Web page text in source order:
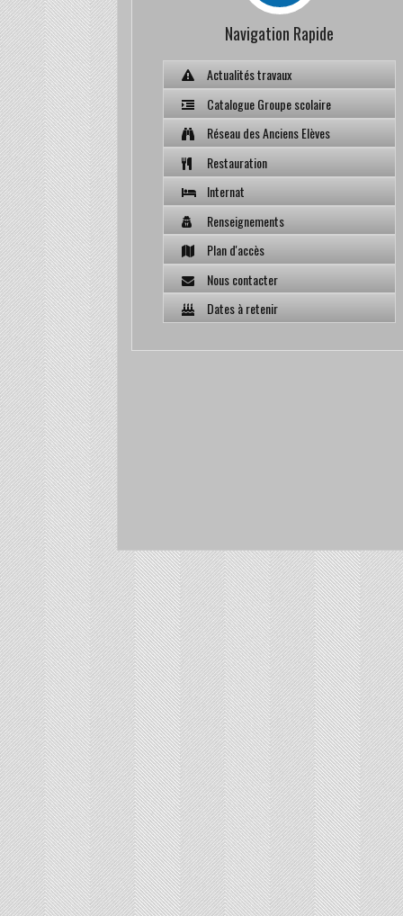
Navigation Rapide
Actualités travaux
Catalogue Groupe scolaire
Réseau des Anciens Elèves
Restauration
Internat
Renseignements
Plan d'accès
Nous contacter
Dates à retenir